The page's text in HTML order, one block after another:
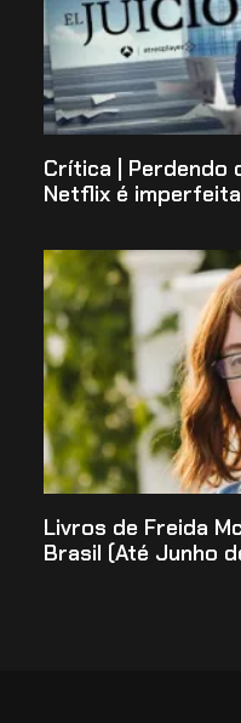
Crítica | Perdendo
Netflix é
Livros de Freida
Brasil (Até Junho